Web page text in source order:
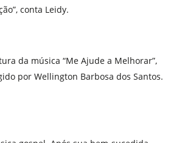
conta Leidy.
da música “Me Ajude a Melhorar”,
por Wellington Barbosa dos Santos.